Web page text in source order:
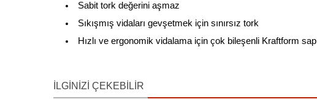
Sabit tork değerini aşmaz
Sıkışmış vidaları gevşetmek için sınırsız tork
Hızlı ve ergonomik vidalama için çok bileşenli Kraftform sap
İLGINIZI ÇEKEBILIR